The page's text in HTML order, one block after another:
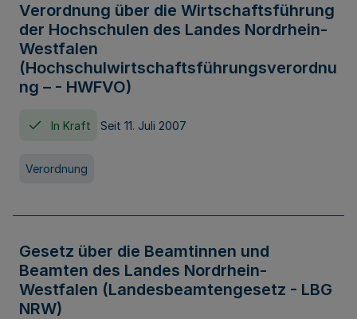
Verordnung über die Wirtschaftsführung
der Hochschulen des Landes Nordrhein-
Westfalen
(Hochschulwirtschaftsführungsverordnu
ng – - HWFVO)
In Kraft Seit 11. Juli 2007
Verordnung
Gesetz über die Beamtinnen und
Beamten des Landes Nordrhein-
Westfalen (Landesbeamtengesetz - LBG
NRW)